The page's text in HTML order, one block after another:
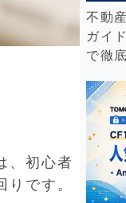
、初心者
です。
不動
ガイ
で徹